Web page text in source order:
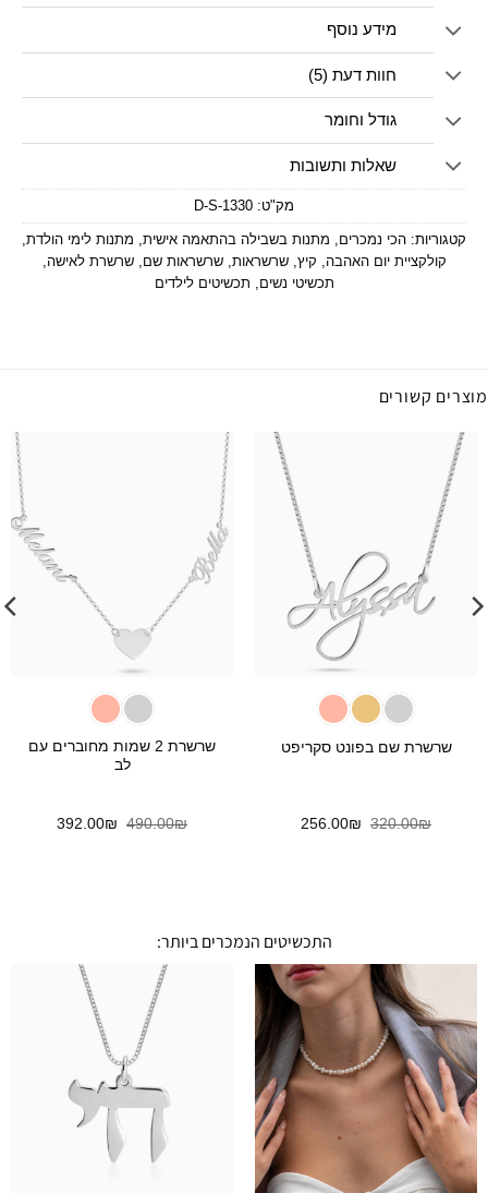
מידע נוסף
חוות דעת (5)
גודל וחומר
שאלות ותשובות
מק"ט: 1330-D-S
קטגוריות: הכי נמכרים מתנות בשבילה בהתאמה אישית מתנות לימי הולדת
קולקציית יום האהבה
קיץ ,שרשראות ,שרשראות שם ,שרשרת לאישה
תכשיטי נשים
תכשיטים לילדים
מוצרים קשורים
שרשרת שם בפונט סקריפט
320.00₪
המחיר
256.00₪
שרשרת 2 שמות מחוברים עם
לב
490.00₪
המחיר
392.00₪
המחיר
התכשיטים הנמכרים ביותר: